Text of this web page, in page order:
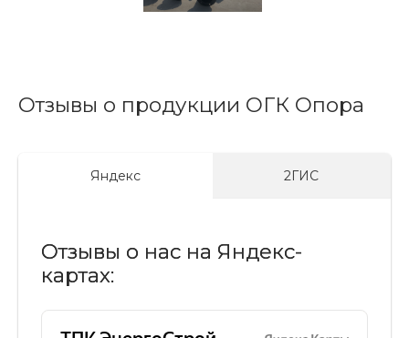
Отзывы о продукции ОГК Опора
Яндекс 2ГИС
Отзывы о нас на Яндекс-
картах: